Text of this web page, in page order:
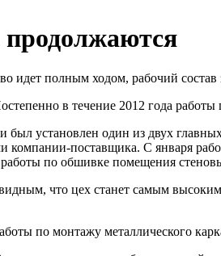
продолжаются
идет полным ходом, рабочий
в течение 2012 года
установлен один из двух
компании-поставщика. С января
по обшивке помещения
что цех станет самым
по монтажу металлического